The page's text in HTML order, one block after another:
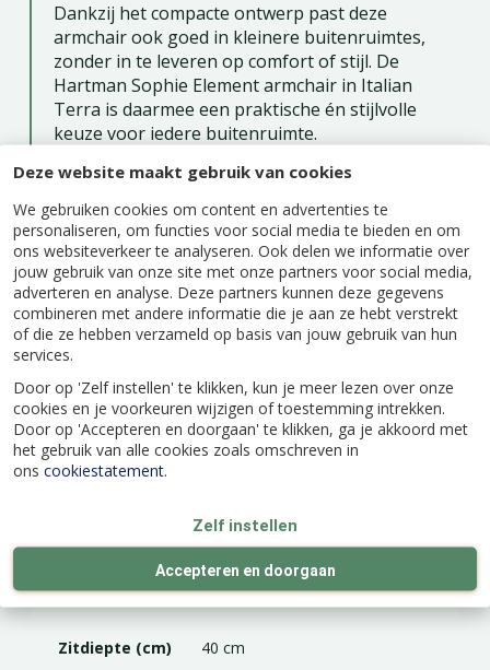
Deze website maakt gebruik van cookies
We gebruiken cookies om content en advertenties te
personaliseren, om functies voor social media te bieden en om
ons websiteverkeer te analyseren. Ook delen we informatie over
jouw gebruik van onze site met onze partners voor social media,
adverteren en analyse. Deze partners kunnen deze gegevens
combineren met andere informatie die je aan ze hebt verstrekt
of die ze hebben verzameld op basis van jouw gebruik van hun
services.
Door op 'Zelf instellen' te klikken, kun je meer lezen over onze
cookies en je voorkeuren wijzigen of toestemming intrekken.
Door op 'Accepteren en doorgaan' te klikken, ga je akkoord met
het gebruik van alle cookies zoals omschreven in
ons cookiestatement.
Zelf instellen
Accepteren en doorgaan
Dankzij het compacte ontwerp past deze
armchair ook goed in kleinere buitenruimtes,
zonder in te leveren op comfort of stijl. De
Hartman Sophie Element armchair in Italian
Terra is daarmee een praktische én stijlvolle
keuze voor iedere buitenruimte.
Specificaties
EAN code 8711268601145
Merk Hartman
Kleur Roze
Kunststof
Zithoogte (cm) 44 cm
Zitdiepte (cm) 40 cm